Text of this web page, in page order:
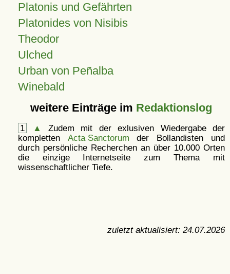
Platonis und Gefährten
Platonides von Nisibis
Theodor
Ulched
Urban von Peñalba
Winebald
weitere Einträge im Redaktionslog
1 ▲
Zudem mit der exlusiven Wiedergabe der
kompletten Acta Sanctorum der Bollandisten und
durch persönliche Recherchen an über 10.000 Orten
die einzige Internetseite zum Thema mit
wissenschaftlicher Tiefe.
zuletzt aktualisiert: 24.07.2026